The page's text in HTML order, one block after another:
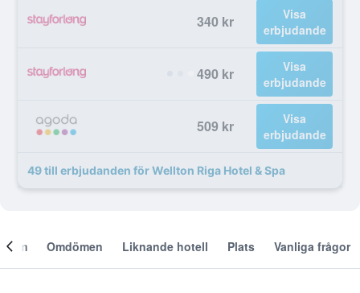
340 kr
Visa
erbjudande
490 kr
Visa
erbjudande
509 kr
Visa
erbjudande
49 till erbjudanden för Wellton Riga Hotel & Spa
Om Omdömen Liknande hotell Plats Vanliga frågor